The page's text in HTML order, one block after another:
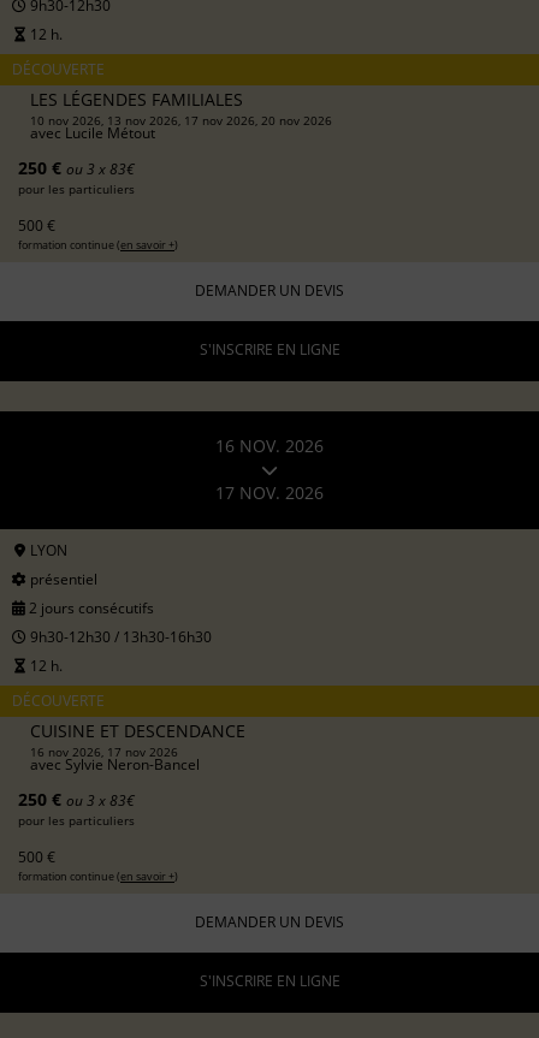
9h30-12h30
12 h.
DÉCOUVERTE
LES LÉGENDES FAMILIALES
10 nov 2026, 13 nov 2026, 17 nov 2026, 20 nov 2026
avec Lucile Métout
250 € ou 3 x 83€
pour les particuliers
500 €
formation continue (en savoir +)
DEMANDER UN DEVIS
S'INSCRIRE EN LIGNE
16 NOV. 2026
17 NOV. 2026
LYON
présentiel
2 jours consécutifs
9h30-12h30 / 13h30-16h30
12 h.
DÉCOUVERTE
CUISINE ET DESCENDANCE
16 nov 2026, 17 nov 2026
avec Sylvie Neron-Bancel
250 € ou 3 x 83€
pour les particuliers
500 €
formation continue (en savoir +)
DEMANDER UN DEVIS
S'INSCRIRE EN LIGNE